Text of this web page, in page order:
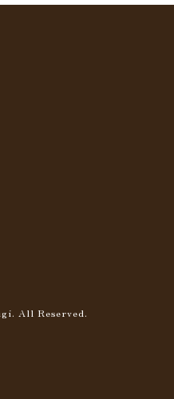
All Reserved.